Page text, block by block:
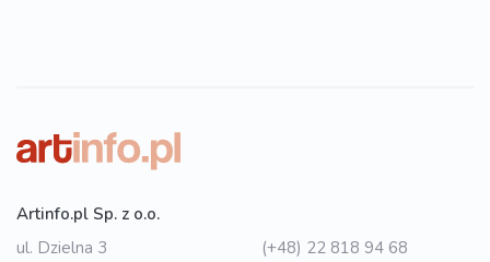
Artinfo.pl Sp. z o.o.
ul. Dzielna 3
(+48) 22 818 94 68